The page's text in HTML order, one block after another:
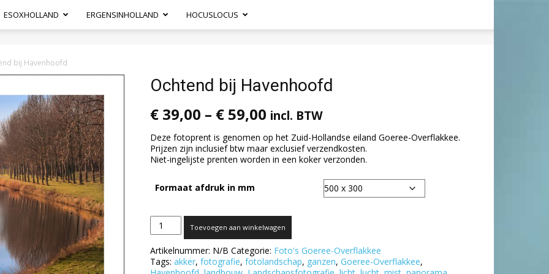
ESOXHOLLAND ERGENSINHOLLAND HOCUSLOCUS
bij Havenhoofd
Ochtend bij Havenhoofd
€ 39,00 – € 59,00 incl. BTW
Deze fotoprent is genomen op het Zuid-Hollandse eiland Goeree-Overflakkee.
Prijzen zijn inclusief btw maar exclusief verzendkosten.
Niet-ingelijste prenten worden in een koker verzonden.
Formaat afdruk in mm
Ochtend
bij
Havenhoofd
aantal
Toevoegen aan winkelwagen
Artikelnummer: N/B Categorie: Foto's Goeree-Overflakkee
Tags:akker,fotografie,fotolandschap, ganzen,Goeree-Overflakkee,